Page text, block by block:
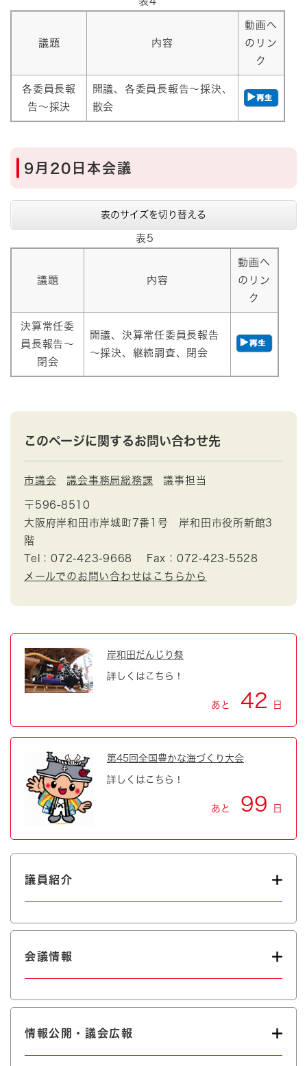
議題 内容
動画へ
のリン
ク
各委員長報
告～採決
開議、各委員長報告～採決、
散会
9月20日本会議
表のサイズを切り替える
表5
議題 内容
動画へ
のリン
ク
決算常任委
員長報告～
閉会
開議、決算常任委員長報告
～採決、継続調査、閉会
このページに関するお問い合わせ先
市議会 議会事務局総務課 議事担当
〒596-8510
大阪府岸和田市岸城町7番1号 岸和田市役所新館3
階
Tel：072-423-9668
Fax：072-423-5528
メールでのお問い合わせはこちらから
岸和田だんじり祭
詳しくはこちら！
あと 42 日
第45回全国豊かな海づくり大会
詳しくはこちら！
あと 99 日
議員紹介
会議情報
情報公開・議会広報